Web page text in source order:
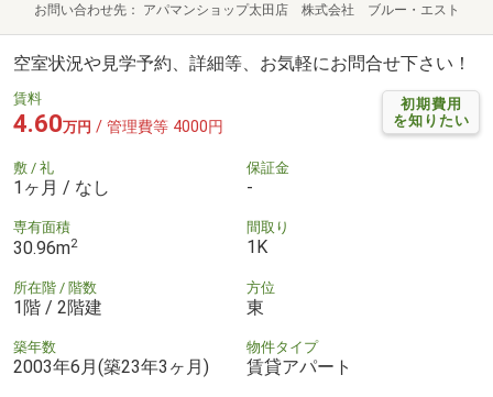
お問い合わせ先 アパマンショップ太田店 株式会社 ブルー・エスト
空室状況や見学予約、詳細等、お気軽にお問合せ下さい！
初期費用
を知りたい
賃料
4.60万円 / 管理費等 4000円
敷 / 礼
1ヶ月 / なし
保証金
-
専有面積
30.96m2
間取り
1K
所在階 / 階数
1階 / 2階建
方位
東
築年数
2003年6月(築23年3ヶ月)
物件タイプ
賃貸アパート